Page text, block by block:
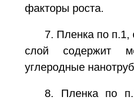
факторы роста.
7. Пленка по п.1,
слой содержит
углеродные
8. Пленка по